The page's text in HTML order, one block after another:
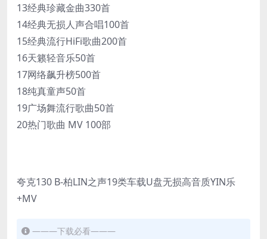
13经典珍藏金曲330首
14经典无损人声合唱100首
15经典流行HiFi歌曲200首
16天籁轻音乐50首
17网络飙升榜500首
18纯真童声50首
19广场舞流行歌曲50首
20热门歌曲 MV 100部
夸克130 B-柏LIN之声19类车载U盘无损高音质YIN乐
+MV
———下载必看———